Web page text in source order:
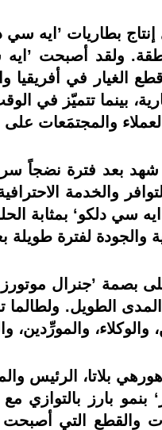
ولقد أصبحت
الغيار في
ما يقارب 60 مليون
والمجتمَعات على
بعد فترة نضجاً
والخدمة
سي دلكو‘ بمثابة
والجودة لفترة
’جنرال موتورز‘
المدى الطويل.
والوكلاء،
بلاتا، الرئيس
بارز بالتوازي
والقطع التي